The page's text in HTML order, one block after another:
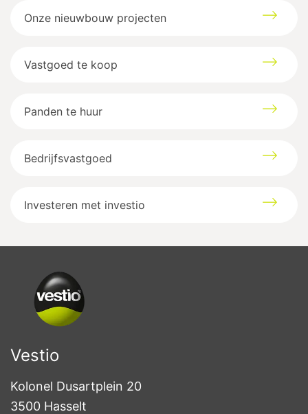
Onze nieuwbouw projecten
Vastgoed te koop
Panden te huur
Bedrijfsvastgoed
Investeren met investio
Vestio
Kolonel Dusartplein 20
3500 Hasselt